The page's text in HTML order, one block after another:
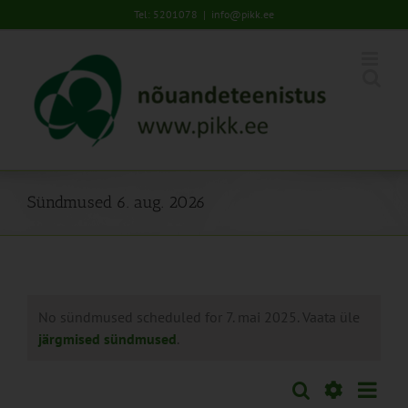
to
Tel: 5201078 | info@pikk.ee
Sündmused 6. aug. 2026
No sündmused scheduled for 7. mai 2025. Vaata üle
järgmised sündmused
Sündmused
Otsi Päev